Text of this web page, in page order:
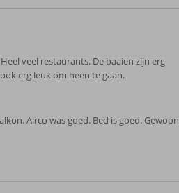
veel restaurants. De baaien zijn erg
erg leuk om heen te gaan.
Airco was goed. Bed is goed. Gewoon